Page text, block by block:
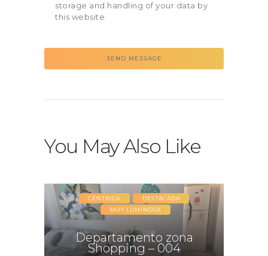
storage and handling of your data by
this website.
You May Also Like
CÉNTRICA
DESTACADA
MUY LUMINOSA
Departamento zona
Shopping – 004